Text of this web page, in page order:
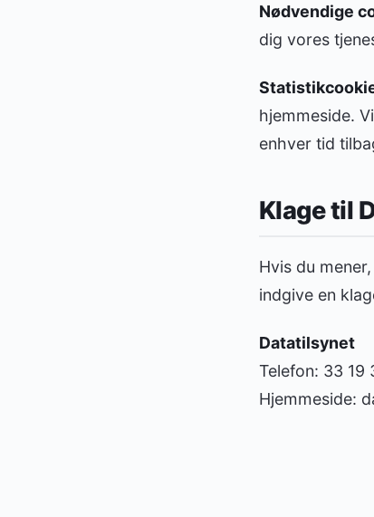
Nødvendige
dig vores
hjemmeside.
enhver tid
Klage til
Hvis du
indgive en
Datatilsynet
Telefon: 33 19
Hjemmeside: